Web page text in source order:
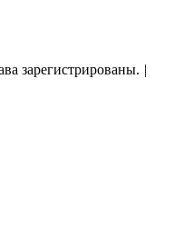
зарегистрированы. |